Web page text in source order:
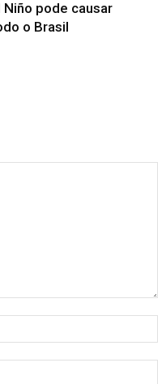
pode causar
o Brasil